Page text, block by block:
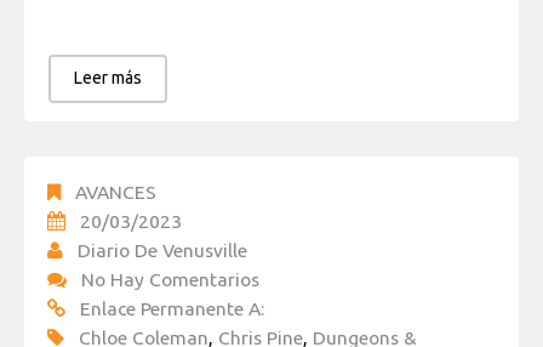
Leer más
AVANCES
20/03/2023
Diario De Venusville
No Hay Comentarios
Enlace Permanente A:
Chloe Coleman, Chris Pine, Dungeons &